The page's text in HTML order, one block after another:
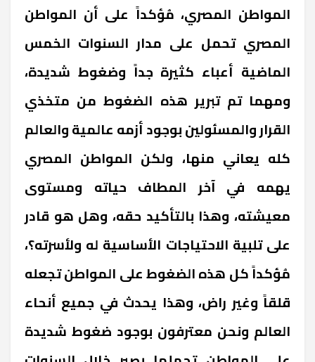
المواطن المصري، مُؤكداً على أن المواطن
المصري تحمل على مدار السنوات الخمس
الماضية أعباء كثيرة جداً وضغوط شديدة،
ومهما تم تبرير هذه الضغوط من متخذي
القرار والمسئولين بوجود أزمه عالمية والعالم
كله يعاني منها، ولكن المواطن المصري
يهمه في آخر المطاف حياته ومستوى
معيشته، وهذا بالتأكيد حقه، وهل هو قادر
على تلبية الاحتياجات الأساسية له ولأسرته؟،
مُؤكداً كل هذه الضغوط على المواطن تجعله
قلقاً وغير راض، وهذا يحدث في جميع أنحاء
العالم ونحن معترفون بوجود ضغوط شديدة